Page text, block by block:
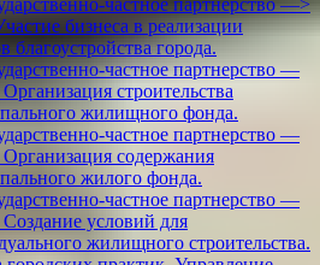
частное партнерство —>
бизнеса в реализации
благоустройства города.
частное партнерство —
строительства
жилищного фонда.
частное партнерство —
Организация содержания
жилого фонда.
частное партнерство —
условий для
жилищного строительства.